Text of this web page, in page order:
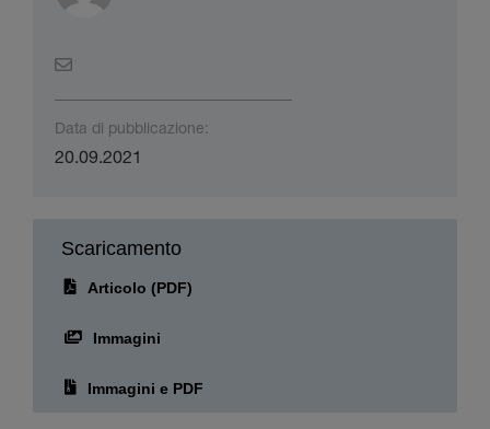
Data di pubblicazione:
20.09.2021
Scaricamento
Articolo (PDF)
Immagini
Immagini e PDF